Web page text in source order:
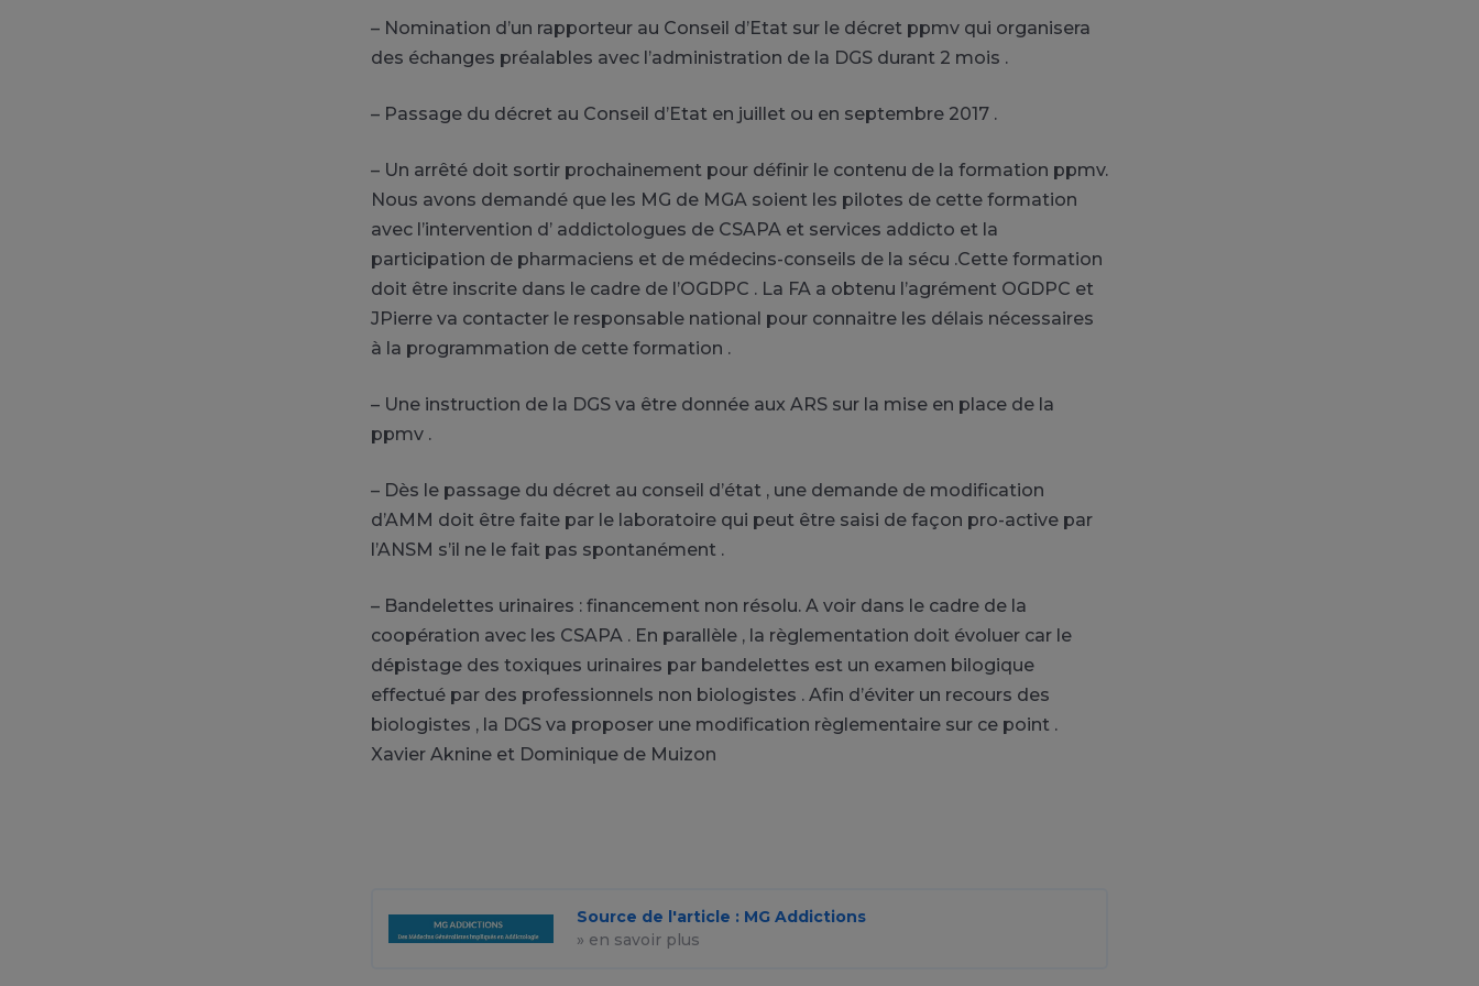
– Nomination d’un rapporteur au Conseil d’Etat sur le décret ppmv qui organisera
des échanges préalables avec l’administration de la DGS durant 2 mois .
– Passage du décret au Conseil d’Etat en juillet ou en septembre 2017 .
– Un arrêté doit sortir prochainement pour définir le contenu de la formation ppmv.
Nous avons demandé que les MG de MGA soient les pilotes de cette formation
avec l’intervention d’ addictologues de CSAPA et services addicto et la
participation de pharmaciens et de médecins-conseils de la sécu .Cette formation
doit être inscrite dans le cadre de l’OGDPC . La FA a obtenu l’agrément OGDPC et
JPierre va contacter le responsable national pour connaitre les délais nécessaires
à la programmation de cette formation .
– Une instruction de la DGS va être donnée aux ARS sur la mise en place de la
ppmv .
– Dès le passage du décret au conseil d’état , une demande de modification
d’AMM doit être faite par le laboratoire qui peut être saisi de façon pro-active par
l’ANSM s’il ne le fait pas spontanément .
– Bandelettes urinaires : financement non résolu. A voir dans le cadre de la
coopération avec les CSAPA . En parallèle , la règlementation doit évoluer car le
dépistage des toxiques urinaires par bandelettes est un examen bilogique
effectué par des professionnels non biologistes . Afin d’éviter un recours des
biologistes , la DGS va proposer une modification règlementaire sur ce point .
Xavier Aknine et Dominique de Muizon
Source de l'article : MG Addictions
» en savoir plus